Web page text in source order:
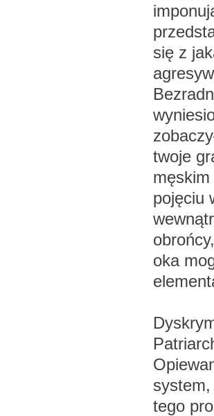
się z
twoje
pojęciu
oka
tego